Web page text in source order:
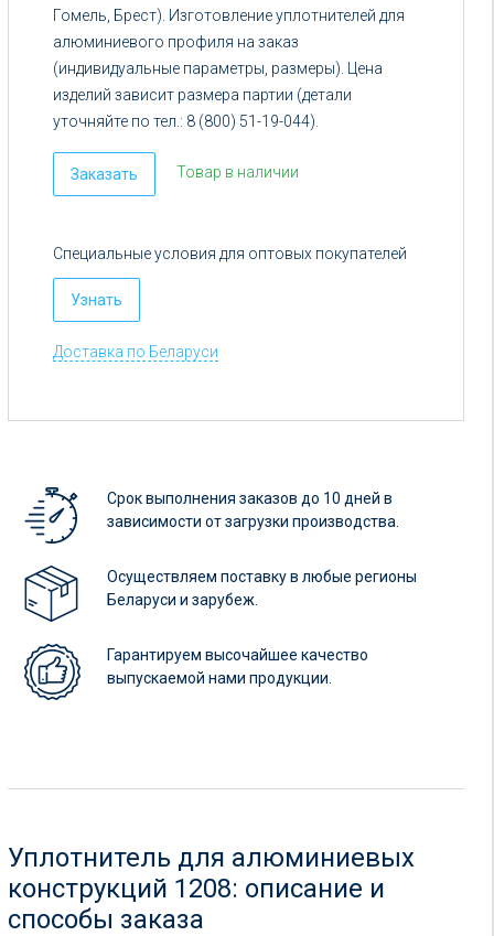
Гомель, Брест). Изготовление уплотнителей для
алюминиевого профиля на заказ
(индивидуальные параметры, размеры). Цена
изделий зависит размера партии (детали
уточняйте по тел.: 8 (800) 51-19-044).
Заказать Товар в наличии
Специальные условия для оптовых покупателей
Узнать
Доставка по Беларуси
Срок выполнения заказов до 10 дней в
зависимости от загрузки производства.
Осуществляем поставку в любые регионы
Беларуси и зарубеж.
Гарантируем высочайшее качество
выпускаемой нами продукции.
Уплотнитель для алюминиевых
конструкций 1208: описание и
способы заказа